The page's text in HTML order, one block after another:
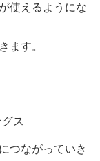
使えるようにな
ます。
ス
つながっていき